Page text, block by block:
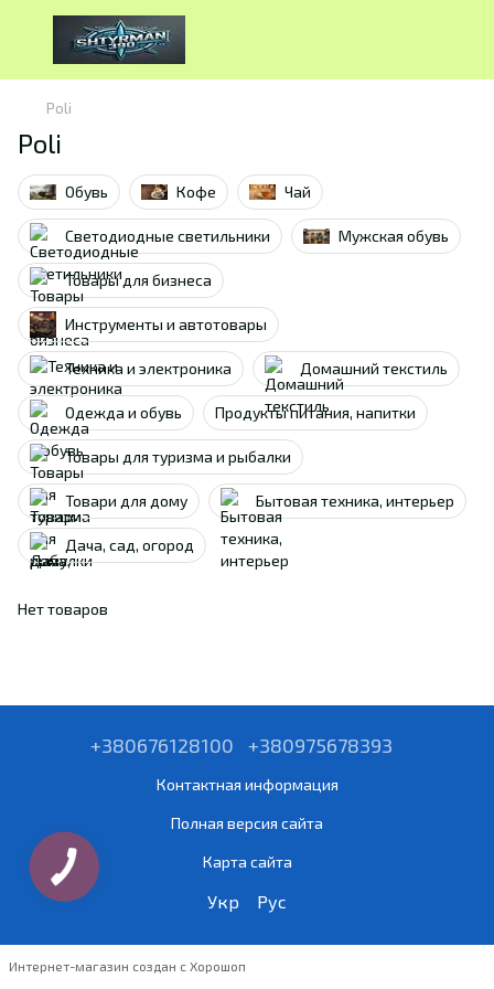
Poli
Poli
Обувь Кофе Чай
Светодиодные светильники Мужская обувь
Товары для бизнеса
Инструменты и автотовары
Техника и электроника Домашний текстиль
Одежда и обувь Продукты питания, напитки
Товары для туризма и рыбалки
Товари для дому Бытовая техника, интерьер
Дача, сад, огород
Нет товаров
+380676128100 +380975678393
Контактная информация
Полная версия сайта
Карта сайта
Укр Рус
Интернет-магазин создан с Хорошоп